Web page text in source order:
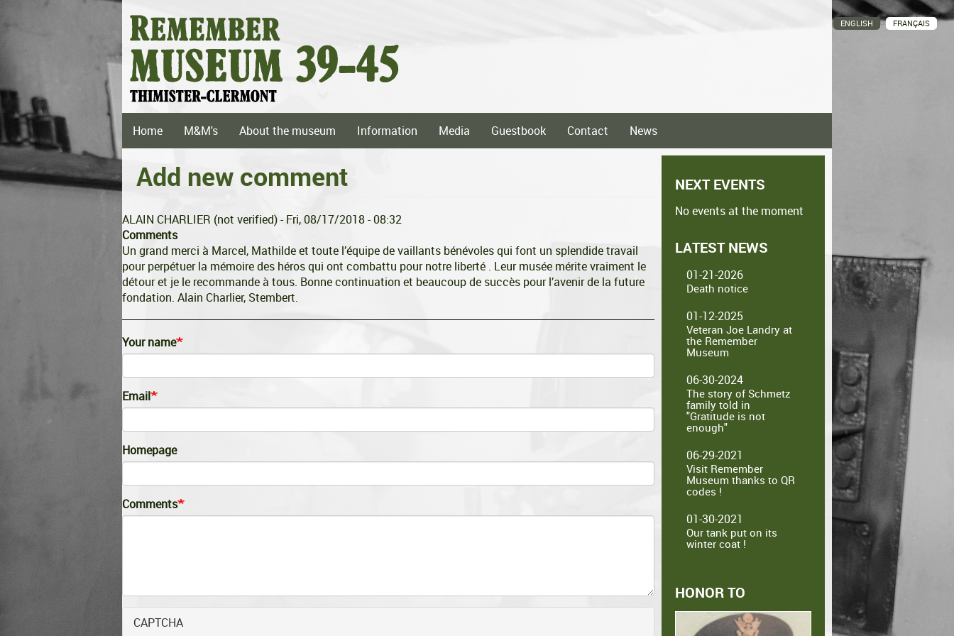
to
Main
navigation
Home M&M's About the museum Information Media Guestbook Contact News
ENGLISH FRANÇAIS
Add new comment
ALAIN CHARLIER (not verified)- Fri, 08/17/2018 - 08:32
Comments
Un grand merci à Marcel, Mathilde et toute l’équipe de vaillants bénévoles qui font un splendide travail
pour perpétuer la mémoire des héros qui ont combattu pour notre liberté . Leur musée mérite vraiment le
détour et je le recommande à tous. Bonne continuation et beaucoup de succès pour l’avenir de la future
fondation. Alain Charlier, Stembert.
Your name
Email
Homepage
Comments
CAPTCHA
NEXT EVENTS
No events at the moment
LATEST NEWS
01-21-2026
Death notice
01-12-2025
Veteran Joe Landry at
the Remember
Museum
06-30-2024
The story of Schmetz
family told in
"Gratitude is not
enough"
06-29-2021
Visit Remember
Museum thanks to QR
codes !
01-30-2021
Our tank put on its
winter coat !
HONOR TO